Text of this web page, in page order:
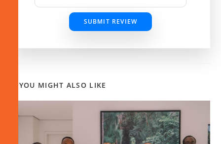
SUBMIT REVIEW
YOU MIGHT ALSO LIKE